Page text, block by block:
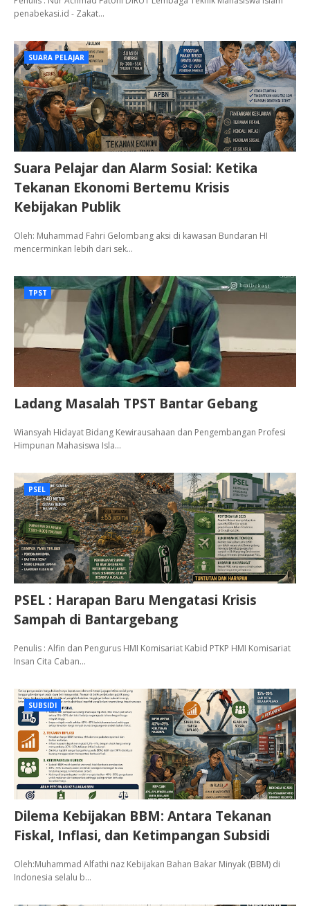
penabekasi.id - Zakat…
SUARA PELAJAR
Suara Pelajar dan Alarm Sosial: Ketika
Tekanan Ekonomi Bertemu Krisis
Kebijakan Publik
Oleh: Muhammad Fahri Gelombang aksi di kawasan Bundaran HI
mencerminkan lebih dari sek…
TPST
Ladang Masalah TPST Bantar Gebang
Wiansyah Hidayat Bidang Kewirausahaan dan Pengembangan Profesi
Himpunan Mahasiswa Isla…
PSEL
PSEL : Harapan Baru Mengatasi Krisis
Sampah di Bantargebang
Penulis : Alfin dan Pengurus HMI Komisariat Kabid PTKP HMI Komisariat
Insan Cita Caban…
SUBSIDI
Dilema Kebijakan BBM: Antara Tekanan
Fiskal, Inflasi, dan Ketimpangan Subsidi
Oleh:Muhammad Alfathi naz Kebijakan Bahan Bakar Minyak (BBM) di
Indonesia selalu b…